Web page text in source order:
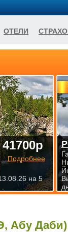
Абу Даби)
41700р
Подробнее
на 5
ОТЕЛИ